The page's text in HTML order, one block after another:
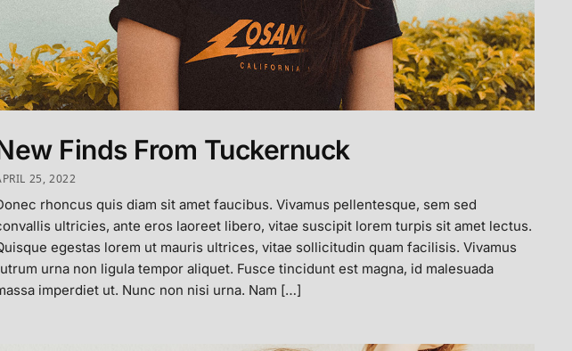
Finds From Tuckernuck
25, 2022
rhoncus quis diam sit amet faucibus. Vivamus pellentesque, sem sed
ultricies, ante eros laoreet libero, vitae suscipit lorem turpis sit amet lectus.
egestas lorem ut mauris ultrices, vitae sollicitudin quam facilisis. Vivamus
urna non ligula tempor aliquet. Fusce tincidunt est magna, id malesuada
imperdiet ut. Nunc non nisi urna. Nam […]